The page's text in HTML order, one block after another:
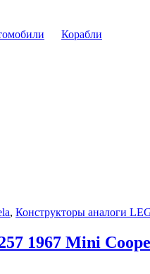
Корабли
, Конструкторы аналоги
1967 Mini